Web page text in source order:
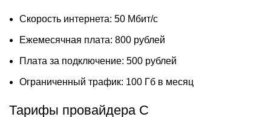
Скорость интернета: 50 Мбит/с
Ежемесячная плата: 800 рублей
Плата за подключение: 500 рублей
Ограниченный трафик: 100 Гб в месяц
Тарифы провайдера C